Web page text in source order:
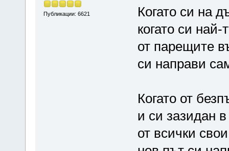
Публикации: 6621
Когато си на
когато си
от парещите
си направи
Когато от
и си зазидан
от всички